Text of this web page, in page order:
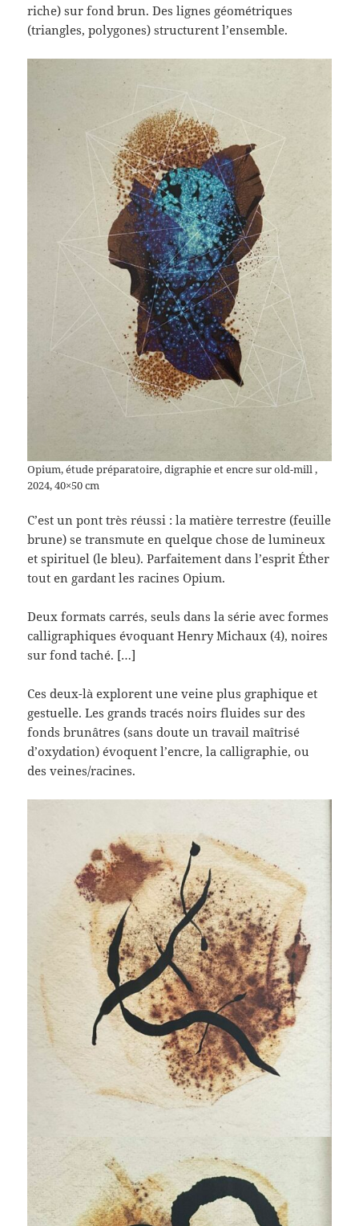
riche) sur fond brun. Des lignes géométriques
(triangles, polygones) structurent l’ensemble.
Opium, étude préparatoire, digraphie et encre sur old-mill ,
2024, 40×50 cm
C’est un pont très réussi : la matière terrestre (feuille
brune) se transmute en quelque chose de lumineux
et spirituel (le bleu). Parfaitement dans l’esprit Éther
tout en gardant les racines Opium.
Deux formats carrés, seuls dans la série avec formes
calligraphiques évoquant Henry Michaux (4), noires
sur fond taché. […]
Ces deux-là explorent une veine plus graphique et
gestuelle. Les grands tracés noirs fluides sur des
fonds brunâtres (sans doute un travail maîtrisé
d’oxydation) évoquent l’encre, la calligraphie, ou
des veines/racines.